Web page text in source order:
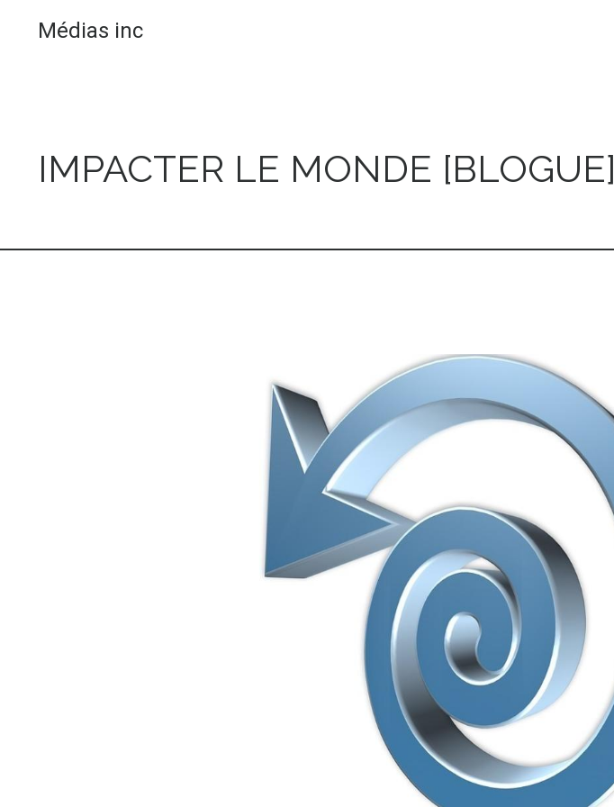
Médias inc
IMPACTER LE MONDE [BLOGUE]